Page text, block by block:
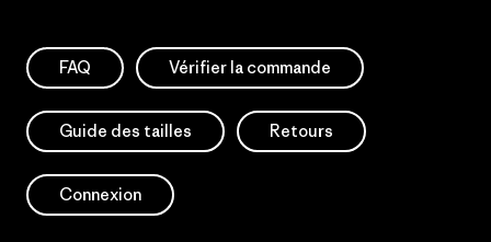
FAQ Vérifier la commande
Guide des tailles Retours
Connexion